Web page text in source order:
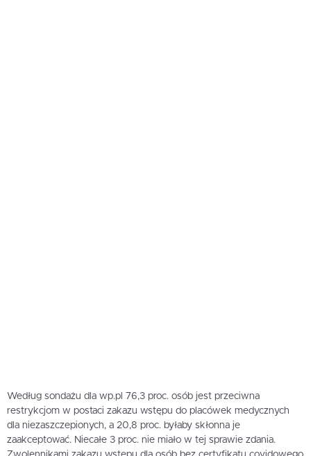
Według sondażu dla wp.pl 76,3 proc. osób jest przeciwna
restrykcjom w postaci zakazu wstępu do placówek medycznych
dla niezaszczepionych, a 20,8 proc. byłaby skłonna je
zaakceptować. Niecałe 3 proc. nie miało w tej sprawie zdania.